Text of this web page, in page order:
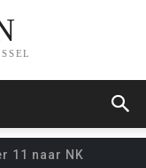
11 naar NK